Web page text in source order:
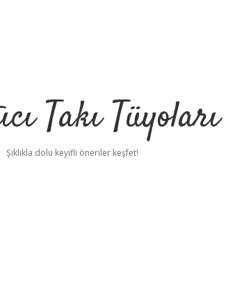
Takı Tüyoları
Şıklıkla dolu keyifli öneriler keşfet!